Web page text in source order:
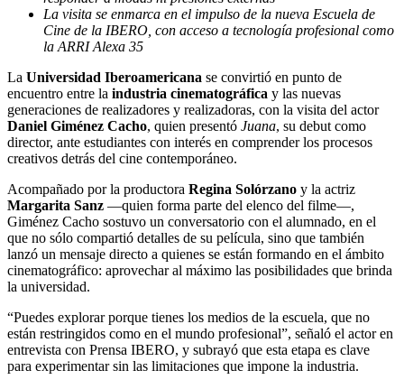
La visita se enmarca en el impulso de la nueva Escuela de
Cine de la IBERO, con acceso a tecnología profesional como
la ARRI Alexa 35
La Universidad Iberoamericana se convirtió en punto de
encuentro entre la industria cinematográfica y las nuevas
generaciones de realizadores y realizadoras, con la visita del actor
Daniel Giménez Cacho, quien presentó Juana, su debut como
director, ante estudiantes con interés en comprender los procesos
creativos detrás del cine contemporáneo.
Acompañado por la productora Regina Solórzano y la actriz
Margarita Sanz —quien forma parte del elenco del filme—,
Giménez Cacho sostuvo un conversatorio con el alumnado, en el
que no sólo compartió detalles de su película, sino que también
lanzó un mensaje directo a quienes se están formando en el ámbito
cinematográfico: aprovechar al máximo las posibilidades que brinda
la universidad.
“Puedes explorar porque tienes los medios de la escuela, que no
están restringidos como en el mundo profesional”, señaló el actor en
entrevista con Prensa IBERO, y subrayó que esta etapa es clave
para experimentar sin las limitaciones que impone la industria.